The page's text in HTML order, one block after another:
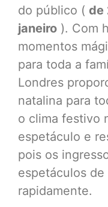
do público ( de
janeiro ). Com
momentos
para toda a
Londres
natalina para
o clima festivo
espetáculo e
pois os
espetáculos
rapidamente.